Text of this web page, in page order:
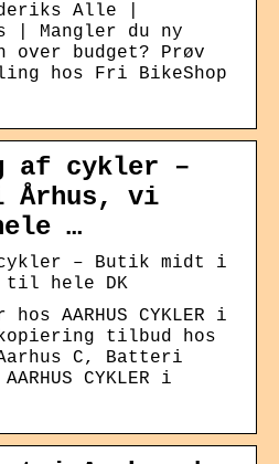
Alle |
| Mangler du ny
over budget? Prøv
hos Fri BikeShop
af cykler –
Århus, vi
…
– Butik midt i
til hele DK
AARHUS CYKLER i
tilbud hos
Aarhus C, Batteri
CYKLER i